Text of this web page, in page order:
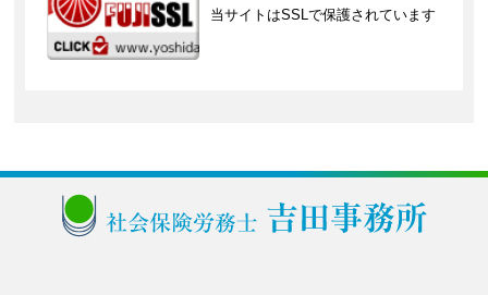
当サイトはSSLで保護されています